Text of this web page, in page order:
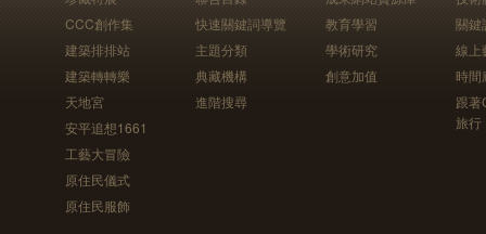
CCC創作集
建築排排站
建築轉轉樂
天地宮
安平追想1661
工藝大冒險
原住民儀式
原住民服飾
快速關鍵詞導覽
主題分類
典藏機構
進階搜尋
教育學習
學術研究
創意加值
關鍵
線上
時間
跟
旅行